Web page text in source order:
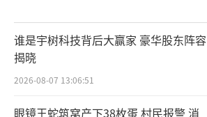
谁是宇树科技背后大赢家 豪华股东阵容
揭晓
2026-08-07 13:06:51
眼镜王蛇筑窝产下38枚蛋 村民报警 消